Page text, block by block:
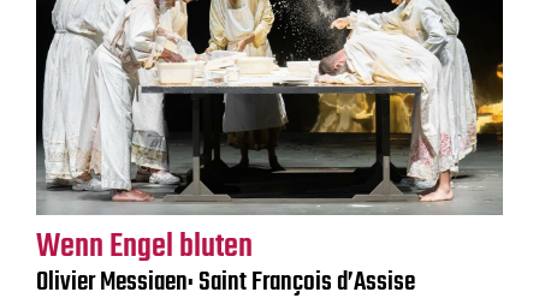
Wenn Engel bluten
Olivier Messiaen: Saint François d’Assise